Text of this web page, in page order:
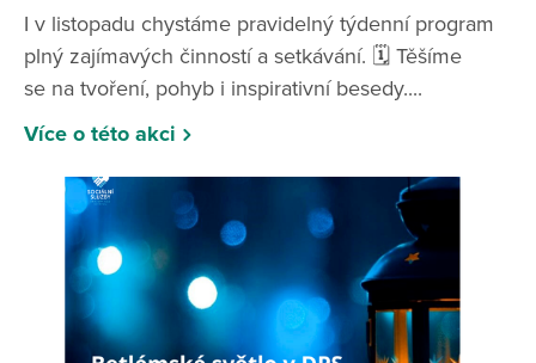
I v listopadu chystáme pravidelný týdenní program
plný zajímavých činností a setkávání. 🗓️ Těšíme
se na tvoření, pohyb i inspirativní besedy....
Více o této akci